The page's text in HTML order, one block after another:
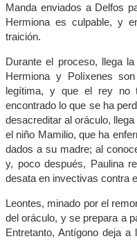
Manda enviados a Delfos
Hermiona es culpable, y
traición.
Durante el proceso, llega
Hermiona y Políxenes
legítima, y que el rey no
encontrado lo que se ha
desacreditar al oráculo,
el niño Mamilio, que ha
dados a su madre; al
y, poco después, Paulina
desata en invectivas contra
Leontes, minado por el
del oráculo, y se prepara a
Entretanto, Antígono deja